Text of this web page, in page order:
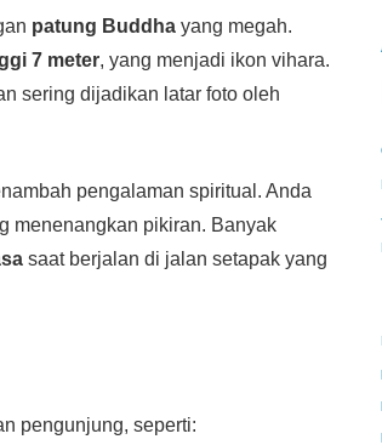
patung Buddha yang megah.
7 meter, yang menjadi ikon vihara.
sering dijadikan latar foto oleh
pengalaman spiritual. Anda
menenangkan pikiran. Banyak
saat berjalan di jalan setapak yang
pengunjung, seperti: